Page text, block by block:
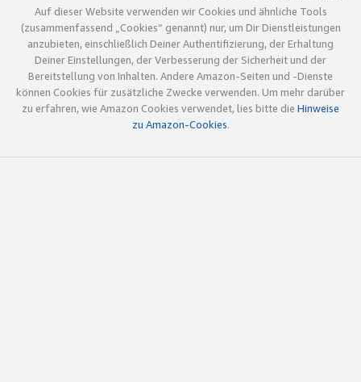
Auf dieser Website verwenden wir Cookies und ähnliche Tools
(zusammenfassend „Cookies“ genannt) nur, um Dir Dienstleistungen
anzubieten, einschließlich Deiner Authentifizierung, der Erhaltung
Deiner Einstellungen, der Verbesserung der Sicherheit und der
Bereitstellung von Inhalten. Andere Amazon-Seiten und -Dienste
können Cookies für zusätzliche Zwecke verwenden. Um mehr darüber
zu erfahren, wie Amazon Cookies verwendet, lies bitte die Hinweise
zu Amazon-Cookies.